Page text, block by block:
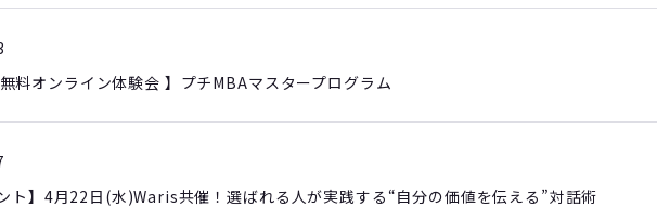
料オンライン体験会 】プチMBAマスタープログラム
ト】4月22日(水)Waris共催！選ばれる人が実践する“自分の価値を伝える”対話術